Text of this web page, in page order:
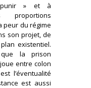
punir » et à
peur du régime
son projet, de
existentiel.
la prison
entre colon
l’éventualité
est aussi